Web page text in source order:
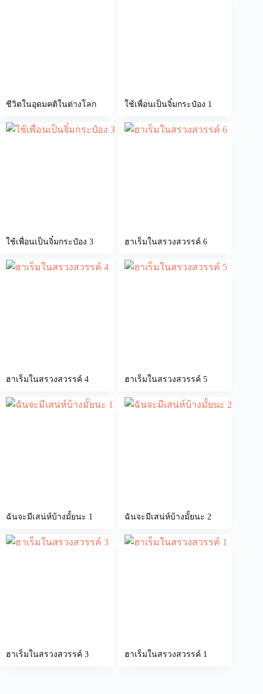
ชีวิตในอุดมคติในต่างโลก ใช้เพื่อนเป็นจิ๋มกระป๋อง 1
ใช้เพื่อนเป็นจิ๋มกระป๋อง 3 ฮาเร็มในสรวงสวรรค์ 6
ฮาเร็มในสรวงสวรรค์ 4 ฮาเร็มในสรวงสวรรค์ 5
ฉันจะมีเสน่ห์บ้างมั้ยนะ 1 ฉันจะมีเสน่ห์บ้างมั้ยนะ 2
ฮาเร็มในสรวงสวรรค์ 3 ฮาเร็มในสรวงสวรรค์ 1